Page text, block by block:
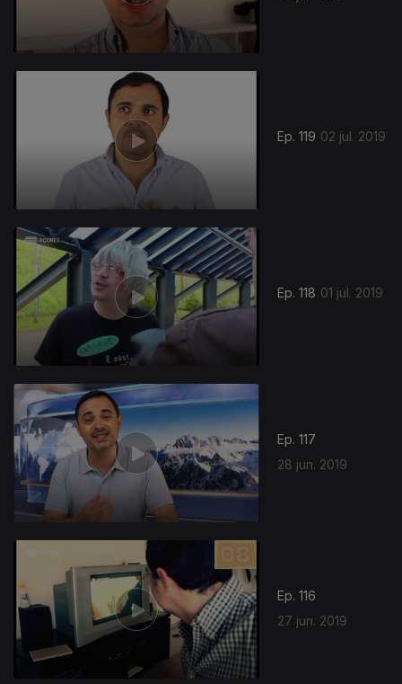
Ep. 119 02 jul. 2019
Ep. 118 01 jul. 2019
Ep. 117
28 jun. 2019
Ep. 116
27 jun. 2019